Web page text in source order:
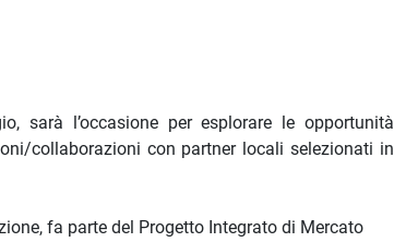
sarà l’occasione per esplorare le opportunità
collaborazioni con partner locali selezionati in
fa parte del Progetto Integrato di Mercato